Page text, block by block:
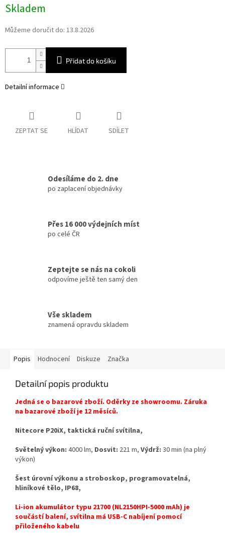
cena:
Skladem
Můžeme doručit do: 13.8.2026
Přidat do košíku
Detailní informace
ZEPTAT SE HLÍDAT SDÍLET
Odesíláme do 2. dne
po zaplacení objednávky
Přes 16 000 výdejních míst
po celé ČR
Zeptejte se nás na cokoli
odpovíme ještě ten samý den
Vše skladem
znamená opravdu skladem
Popis Hodnocení Diskuze Značka
Detailní popis produktu
Jedná se o bazarové zboží. Oděrky ze showroomu. Záruka
na bazarové zboží je 12 měsíců.
Nitecore P20iX, taktická ruční svítilna,
Světelný výkon: 4000 lm, Dosvit: 221 m, Výdrž: 30 min (na plný
výkon)
Šest úrovní výkonu a stroboskop, programovatelná,
hliníkové tělo, IP68,
Li-ion akumulátor typu 21700 (NL2150HPI-5000 mAh) je
součástí balení, svítilna má USB-C nabíjení pomocí
přiloženého kabelu